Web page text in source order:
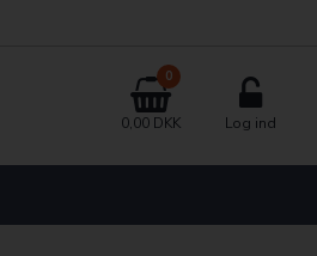
0
0,00 DKK Log ind